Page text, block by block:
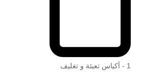
1 - أكياس تعبئة و تغليف